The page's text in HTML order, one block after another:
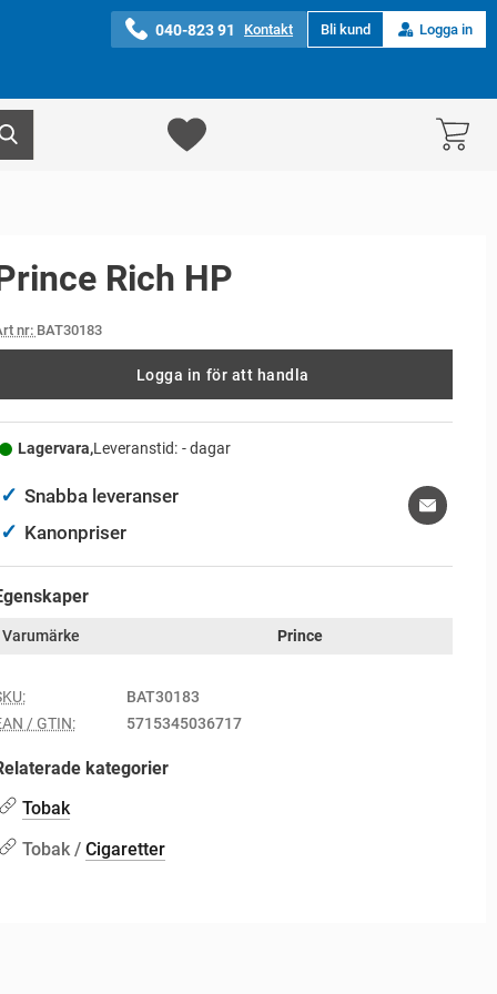
040-823 91 Kontakt Bli kund Logga in
Rich HP
nr: BAT30183
Logga in för att handla
Lagervara,Leveranstid: - dagar
✓ Snabba leveranser
✓ Kanonpriser
Varumärke Prince
BAT30183
/ GTIN:
5715345036717
kategorier
Tobak
Tobak / Cigaretter